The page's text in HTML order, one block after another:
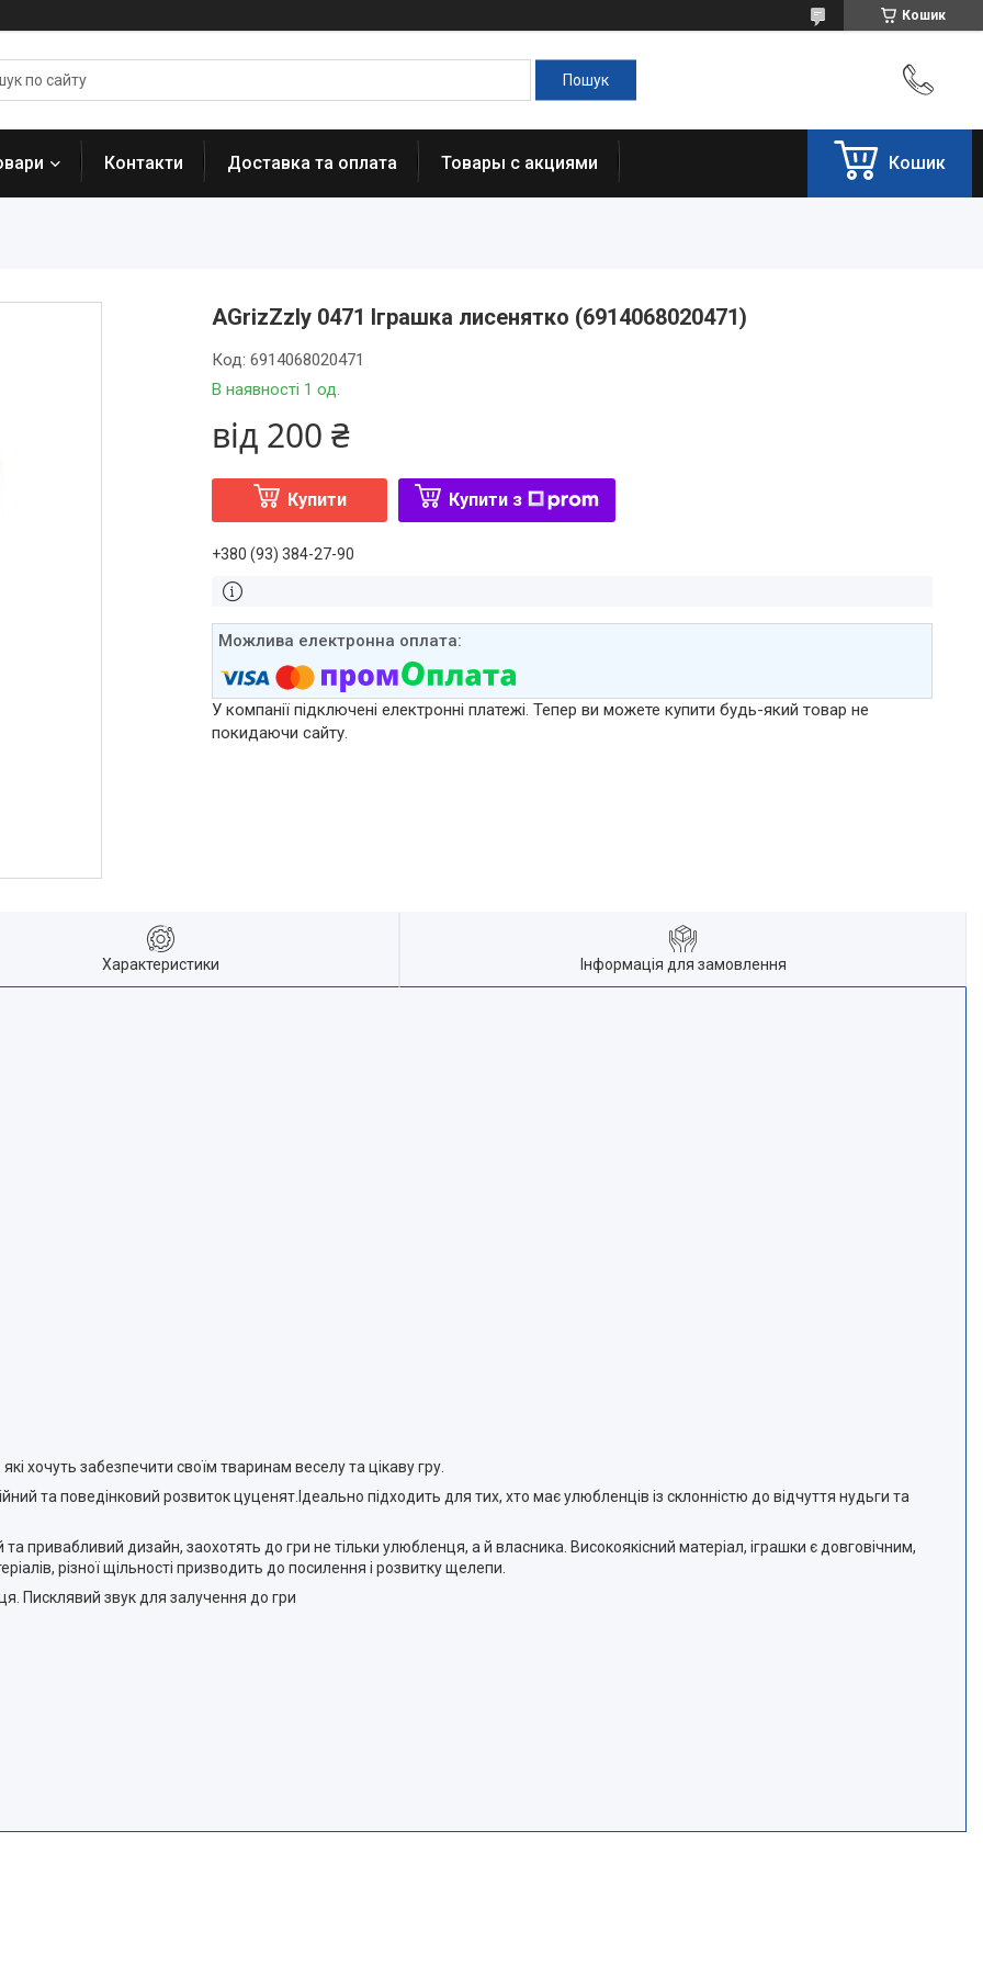
Кошик
Контакти Доставка та оплата Товары с акциями Кошик
AGrizZzly 0471 Іграшка лисенятко (6914068020471)
В наявності 1 од.
Код:6914068020471
від 200 ₴
Купити Купити з
+380 (93) 384-27-90
У компанії підключені електронні платежі. Тепер ви можете купити будь-який товар не
покидаючи сайту.
Характеристики Інформація для замовлення
хочуть забезпечити своїм тваринам веселу та цікаву гру.
та поведінковий розвиток цуценят.Ідеально підходить для тих, хто має улюбленців із склонністю до відчуття нудьги та
привабливий дизайн, заохотять до гри не тільки улюбленця, а й власника. Високоякісний матеріал, іграшки є довговічним,
різної щільності призводить до посилення і розвитку щелепи.
Писклявий звук для залучення до гри